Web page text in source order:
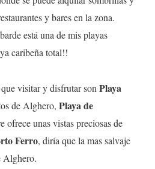
y bares en la zona.
está una de mis playas
caribeña total!!
visitar y disfrutar son Playa
de Alghero, Playa de
ofrece unas vistas preciosas de
Ferro, diría que la mas salvaje
Alghero.